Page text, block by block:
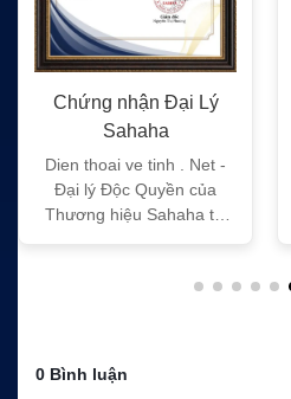
Chứng nhận Đại Lý
Sahaha
Dien thoai ve tinh . Net -
Đại lý Độc Quyền của
Thương hiệu Sahaha tại
0 Bình luận